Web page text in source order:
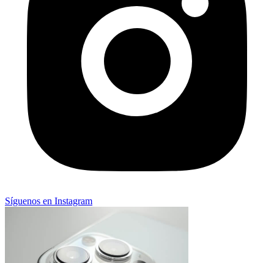
Síguenos en Instagram